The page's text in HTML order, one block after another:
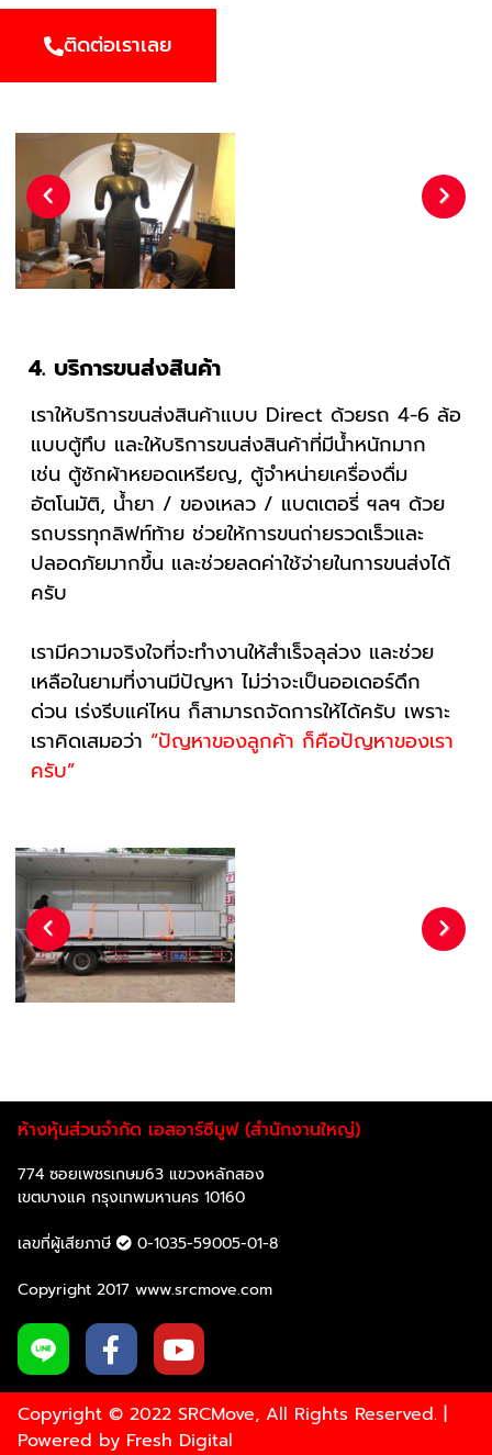
ติดต่อเราเลย
Previous
4. บริการขนส่งสินค้า
เราให้บริการขนส่งสินค้าแบบ Direct ด้วยรถ 4-6 ล้อ
แบบตู้ทึบ และให้บริการขนส่งสินค้าที่มีน้ำหนักมาก
เช่น ตู้ซักผ้าหยอดเหรียญ, ตู้จำหน่ายเครื่องดื่ม
อัตโนมัติ, น้ำยา / ของเหลว / แบตเตอรี่ ฯลฯ ด้วย
รถบรรทุกลิฟท์ท้าย ช่วยให้การขนถ่ายรวดเร็วและ
ปลอดภัยมากขึ้น และช่วยลดค่าใช้จ่ายในการขนส่งได้
ครับ
เรามีความจริงใจที่จะทำงานให้สำเร็จลุล่วง และช่วย
เหลือในยามที่งานมีปัญหา ไม่ว่าจะเป็นออเดอร์ดึก
ด่วน เร่งรีบแค่ไหน ก็สามารถจัดการให้ได้ครับ เพราะ
เราคิดเสมอว่า “ปัญหาของลูกค้า ก็คือปัญหาของเรา
ครับ”
Previous
ห้างหุ้นส่วนจำกัด เอสอาร์ซีมูฟ (สำนักงานใหญ่)
774 ซอยเพชรเกษม63 แขวงหลักสอง
เขตบางแค กรุงเทพมหานคร 10160
เลขที่ผู้เสียภาษี
0-1035-59005-01-8
Copyright 2017 www.srcmove.com
Copyright © 2022 SRCMove, All Rights Reserved. |
Powered by Fresh Digital